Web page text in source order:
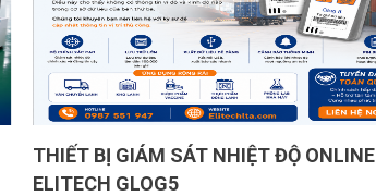
THIẾT BỊ GIÁM SÁT NHIỆT ĐỘ ONLINE
ELITECH GLOG5